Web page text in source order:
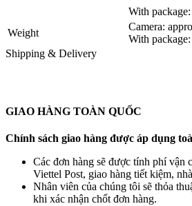
With
Weight
Camera:
With
Shipping & Delivery
GIAO HÀNG TOÀN QUỐC
Chính sách giao hàng được áp dụng
Các đơn hàng sẽ được tính phí vận
Viettel Post, giao hàng tiết kiệm,
Nhân viên của chúng tôi sẽ thỏa
khi xác nhận chốt đơn hàng.